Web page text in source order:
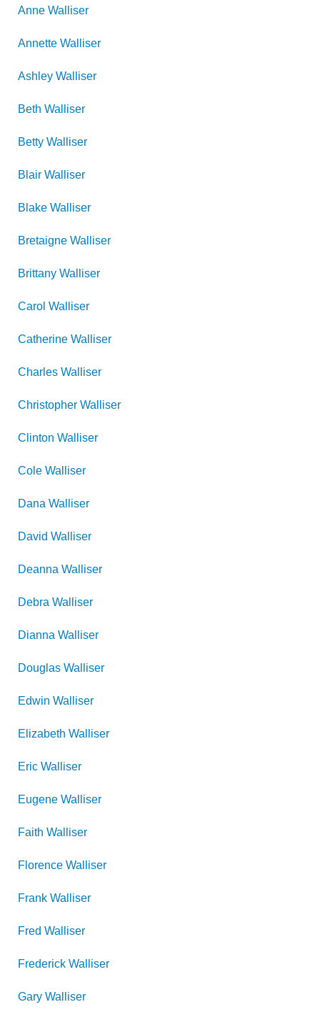
Anne Walliser
Annette Walliser
Ashley Walliser
Beth Walliser
Betty Walliser
Blair Walliser
Blake Walliser
Bretaigne Walliser
Brittany Walliser
Carol Walliser
Catherine Walliser
Charles Walliser
Christopher Walliser
Clinton Walliser
Cole Walliser
Dana Walliser
David Walliser
Deanna Walliser
Debra Walliser
Dianna Walliser
Douglas Walliser
Edwin Walliser
Elizabeth Walliser
Eric Walliser
Eugene Walliser
Faith Walliser
Florence Walliser
Frank Walliser
Fred Walliser
Frederick Walliser
Gary Walliser